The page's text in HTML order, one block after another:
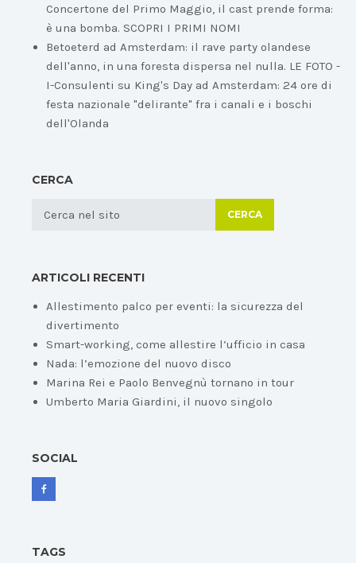
Concertone del Primo Maggio, il cast prende forma:
è una bomba. SCOPRI I PRIMI NOMI
Betoeterd ad Amsterdam: il rave party olandese
dell'anno, in una foresta dispersa nel nulla. LE FOTO -
I-Consulenti su King's Day ad Amsterdam: 24 ore di
festa nazionale "delirante" fra i canali e i boschi
dell'Olanda
CERCA
CERCA
ARTICOLI RECENTI
Allestimento palco per eventi: la sicurezza del
divertimento
Smart-working, come allestire l’ufficio in casa
Nada: l’emozione del nuovo disco
Marina Rei e Paolo Benvegnù tornano in tour
Umberto Maria Giardini, il nuovo singolo
SOCIAL
TAGS